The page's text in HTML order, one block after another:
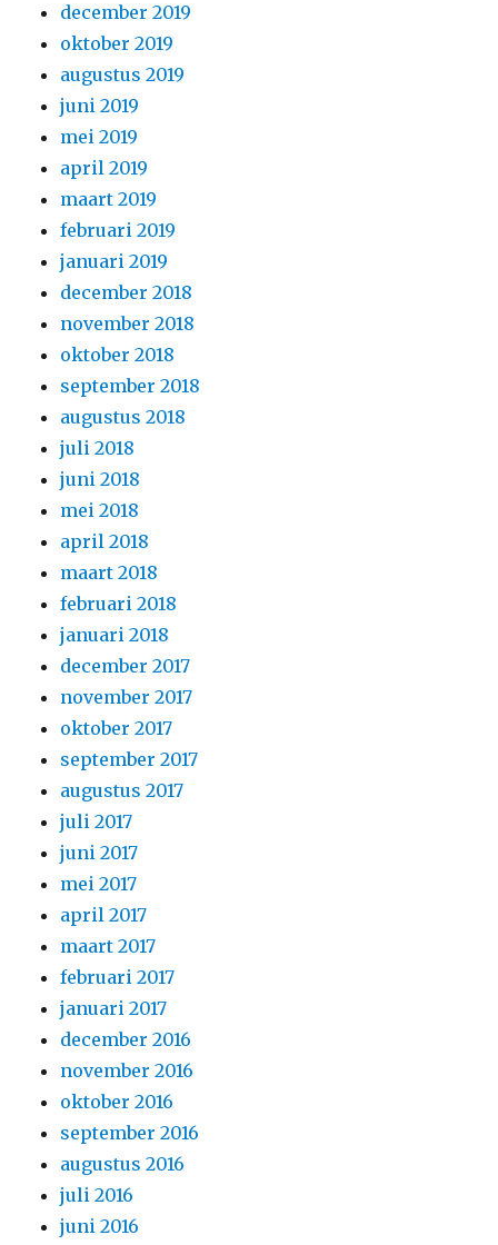
december 2019
oktober 2019
augustus 2019
juni 2019
mei 2019
april 2019
maart 2019
februari 2019
januari 2019
december 2018
november 2018
oktober 2018
september 2018
augustus 2018
juli 2018
juni 2018
mei 2018
april 2018
maart 2018
februari 2018
januari 2018
december 2017
november 2017
oktober 2017
september 2017
augustus 2017
juli 2017
juni 2017
mei 2017
april 2017
maart 2017
februari 2017
januari 2017
december 2016
november 2016
oktober 2016
september 2016
augustus 2016
juli 2016
juni 2016